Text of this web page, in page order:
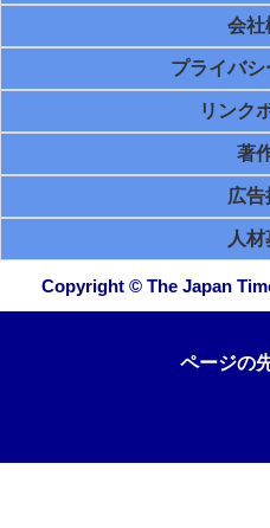
会社
プライバ
リンク
著
広告
人
Copyright © The Japan
ページの